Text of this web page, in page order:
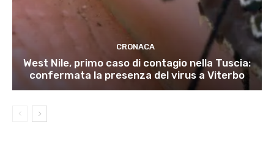
CRONACA
West Nile, primo caso di contagio nella Tuscia:
confermata la presenza del virus a Viterbo